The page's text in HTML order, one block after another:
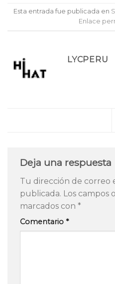
Esta entrada fue publicada en
Enlace
LYCPERU
Deja una respuesta
Tu dirección de correo
publicada. Los campos
marcados con *
Comentario *